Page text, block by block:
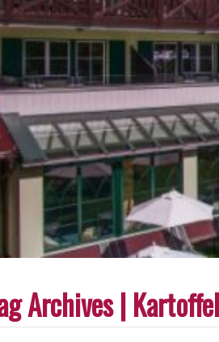
Archives | Kartoffel